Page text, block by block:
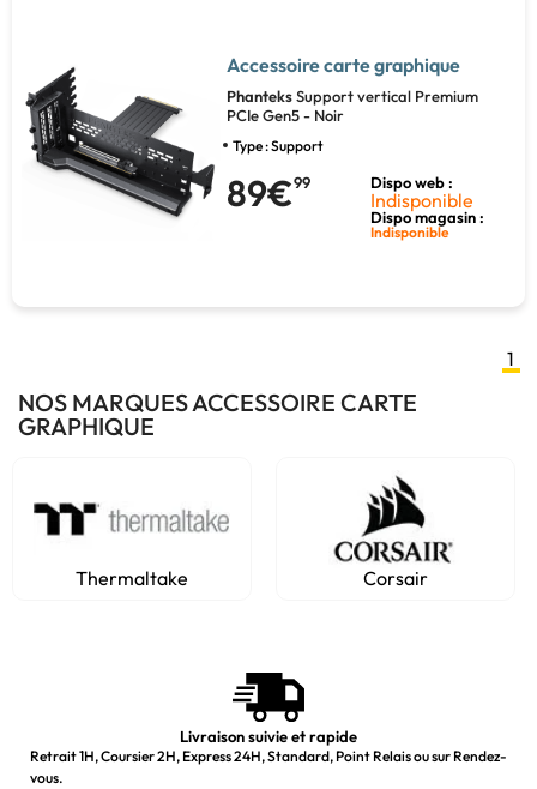
Accessoire carte graphique
PhanteksSupport vertical Premium
PCIe Gen5 - Noir
Type : Support
89€99 Dispo web :
Indisponible
Dispo magasin :
Indisponible
1
NOS MARQUES ACCESSOIRE CARTE
GRAPHIQUE
Thermaltake Corsair
Livraison suivie et rapide
Retrait 1H, Coursier 2H, Express 24H, Standard, Point Relais ou sur Rendez-
vous.